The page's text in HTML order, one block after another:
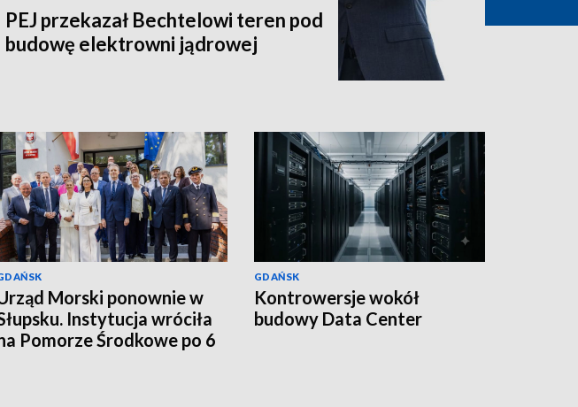
PEJ przekazał Bechtelowi teren pod
budowę elektrowni jądrowej
Morski ponownie w
Instytucja wróciła
Pomorze Środkowe po 6
GDAŃSK
Kontrowersje wokół
budowy Data Center